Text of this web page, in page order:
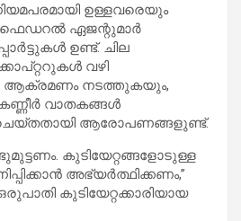
ഉള്ളവരെയും
ഫെഡറൽ ഏജന്റുമാർ
ഉണ്ട്. ചില
വഴി
ആക്രമണം നടത്തുകയും,
വാതകങ്ങൾ
ആരോപണങ്ങളുണ്ട്.
കുടിയേറ്റങ്ങളോടുള്ള
അഭ്യർത്ഥിക്കണം,”
കുടിയേറ്റക്കാരിയായ